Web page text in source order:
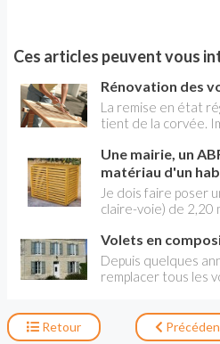
Ces articles peuvent vous
Rénovation des
La remise en état
tient de la corvée.
par exemple au
beaucoup préfèrent
résine. Néanmoins
il n'est pas très
bois.
Une mairie, un
matériau d'un
Je dois faire poser
claire-voie) de 2,20
a éte faite par un
mairie pour être
Bâtiments de
protégée. Le projet
l'aluminium, même
zone a risque.
Volets en
Depuis quelques
remplacer tous les
vieilli mal et
dilatation n'a pas
Retour